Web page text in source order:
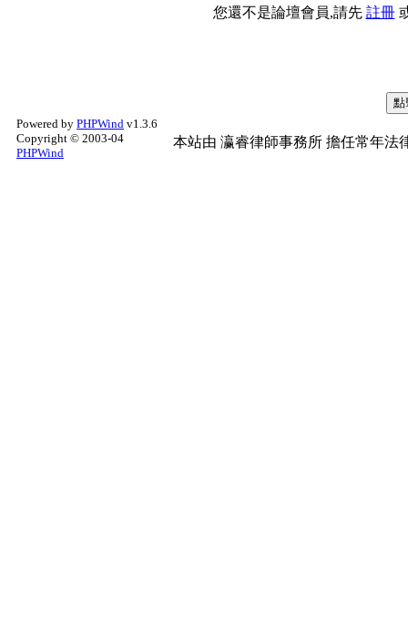
您還不是論壇會員,請先 註冊
Powered by PHPWind v1.3.6
Copyright © 2003-04
PHPWind
本站由 瀛睿律師事務所 擔任常年法